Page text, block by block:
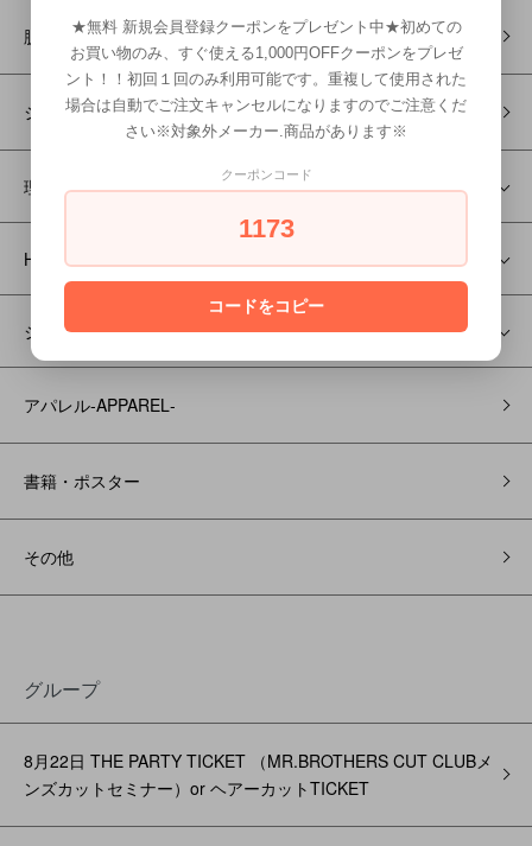
脱毛機
シェービング
理美容用品・小物
HENNA －ヘナー
シザー
アパレル‐APPAREL‐
書籍・ポスター
その他
グループ
8月22日 THE PARTY TICKET （MR.BROTHERS CUT CLUBメ
ンズカットセミナー）or ヘアーカットTICKET
★無料 新規会員登録クーポンをプレゼント中★初めての
お買い物のみ、すぐ使える1,000円OFFクーポンをプレゼ
ント！！初回１回のみ利用可能です。重複して使用された
場合は自動でご注文キャンセルになりますのでご注意くだ
さい※対象外メーカー.商品があります※
クーポンコード
1173
コードをコピー